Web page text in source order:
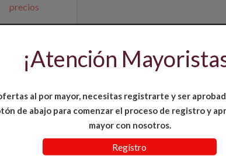
precios
¡Atención
al por mayor, necesitas registrarte y ser
de abajo para comenzar el proceso de registro y
mayor con nosotros.
Regístro